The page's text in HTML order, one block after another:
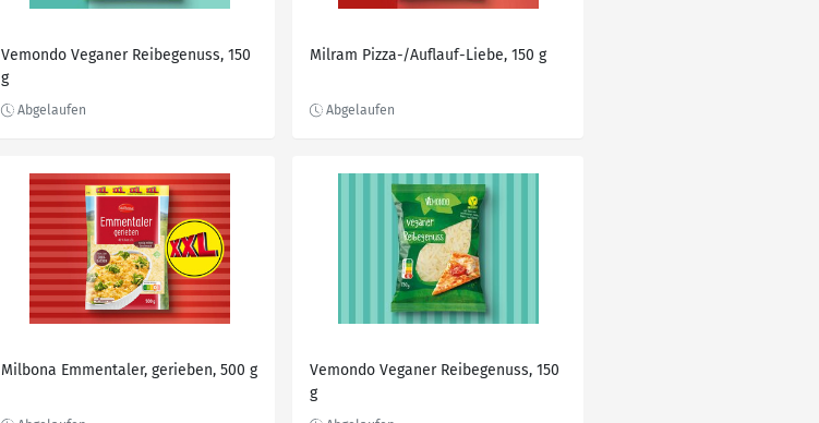
Vemondo Veganer Reibegenuss, 150
g
Milram Pizza-/Auflauf-Liebe, 150 g
Milbona Emmentaler, gerieben, 500 g
Vemondo Veganer Reibegenuss, 150
g